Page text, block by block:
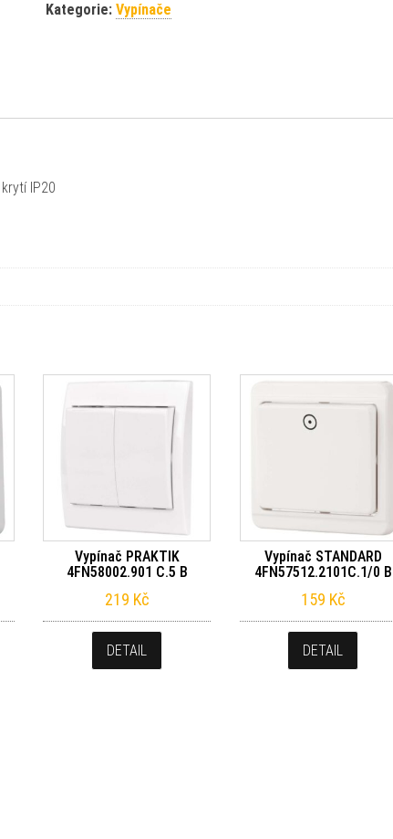
Kategorie: Vypínače
IP20
Vypínač PRAKTIK
4FN58002.901 C.5 B
219 Kč
DETAIL
Vypínač STANDARD
4FN57512.2101C.1/0 B
159 Kč
DETAIL